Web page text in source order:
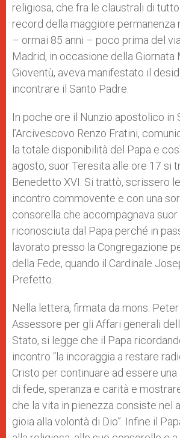
religiosa, che fra le claustrali di tutto
record della maggiore permanenza
– ormai 85 anni – poco prima del
Madrid, in occasione della Giornata
Gioventù, aveva manifestato il
incontrare il Santo Padre.
In poche ore il Nunzio apostolico in
l’Arcivescovo Renzo Fratini,
la totale disponibilità del Papa e
agosto, suor Teresita alle ore 17 si
Benedetto XVI. Si trattò, scrissero
incontro commovente e con una
consorella che accompagnava
riconosciuta dal Papa perché in
lavorato presso la Congregazione
della Fede, quando il Cardinale
Prefetto.
Nella lettera, firmata da mons.
Assessore per gli Affari generali
Stato, si legge che il Papa
incontro “la incoraggia a restare
Cristo per continuare ad essere
di fede, speranza e carità e
che la vita in pienezza consiste nel
gioia alla volontà di Dio”. Infine il